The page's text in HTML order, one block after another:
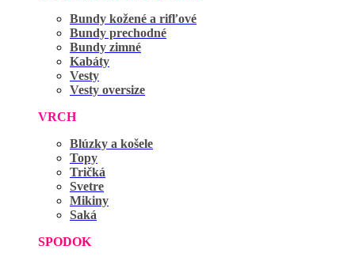
Bundy kožené a rifľové
Bundy prechodné
Bundy zimné
Kabáty
Vesty
Vesty oversize
VRCH
Blúzky a košele
Topy
Tričká
Svetre
Mikiny
Saká
SPODOK